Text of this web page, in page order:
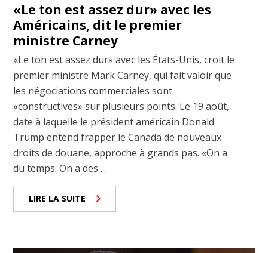
«Le ton est assez dur» avec les
Américains, dit le premier
ministre Carney
«Le ton est assez dur» avec les États-Unis, croit le
premier ministre Mark Carney, qui fait valoir que
les négociations commerciales sont
«constructives» sur plusieurs points. Le 19 août,
date à laquelle le président américain Donald
Trump entend frapper le Canada de nouveaux
droits de douane, approche à grands pas. «On a
du temps. On a des ...
LIRE LA SUITE